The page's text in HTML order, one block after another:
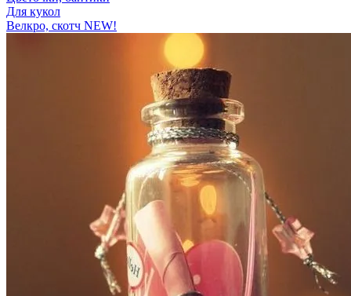
Для кукол
Велкро, скотч NEW!